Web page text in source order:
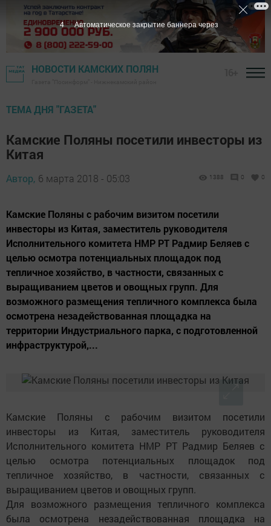
НОВОСТИ КАМСКИХ ПОЛЯН
ТЕМА ДНЯ "ГАЗЕТА"
Камские Поляны посетили инвесторы из
Китая
Автор, 6 марта 2018 - 05:03 1388 0 0
Камские Поляны с рабочим визитом посетили
инвесторы из Китая, заместитель руководителя
Исполнительного комитета НМР РТ Радмир Беляев с
целью осмотра потенциальных площадок под
тепличное хозяйство, в частности, связанных с
выращиванием цветов и овощных групп. Для
возможного размещения тепличного комплекса была
осмотрена незадействованная площадка на
территории Индустриального парка, с подготовленной
инфраструктурой,...
Камские Поляны с рабочим визитом посетили
инвесторы из Китая, заместитель руководителя
Исполнительного комитета НМР РТ Радмир Беляев с
целью осмотра потенциальных площадок под
тепличное хозяйство, в частности, связанных с
выращиванием цветов и овощных групп.
Для возможного размещения тепличного комплекса
была осмотрена незадействованная площадка на
3 Автоматическое закрытие баннера через